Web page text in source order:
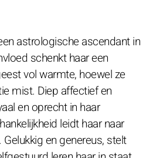
astrologische ascendant in
schenkt haar een
vol warmte, hoewel ze
mist. Diep affectief en
en oprecht in haar
leidt haar naar
en genereus, stelt